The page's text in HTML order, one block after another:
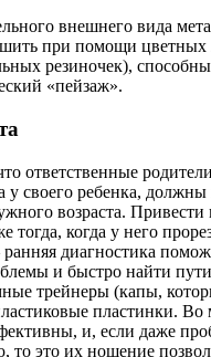
внешнего вида
при помощи цветных
резиночек),
«пейзаж».
ответственные
у своего ребенка, должны
возраста.
тогда, когда у него
диагностика
и быстро найти
трейнеры (капы,
пластинки. Во
и, если даже
то это их ношение